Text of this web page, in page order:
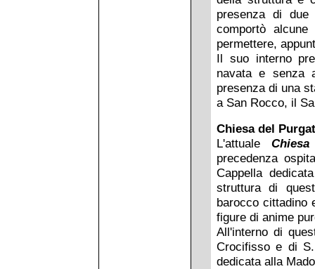
presenza di
comportò
permettere,
Il suo interno
navata e senza
presenza di una
a San Rocco, il
Chiesa del
L'attuale
precedenza
Cappella
struttura di
barocco cittadino
figure di anime
All'interno di
Crocifisso e di
dedicata alla